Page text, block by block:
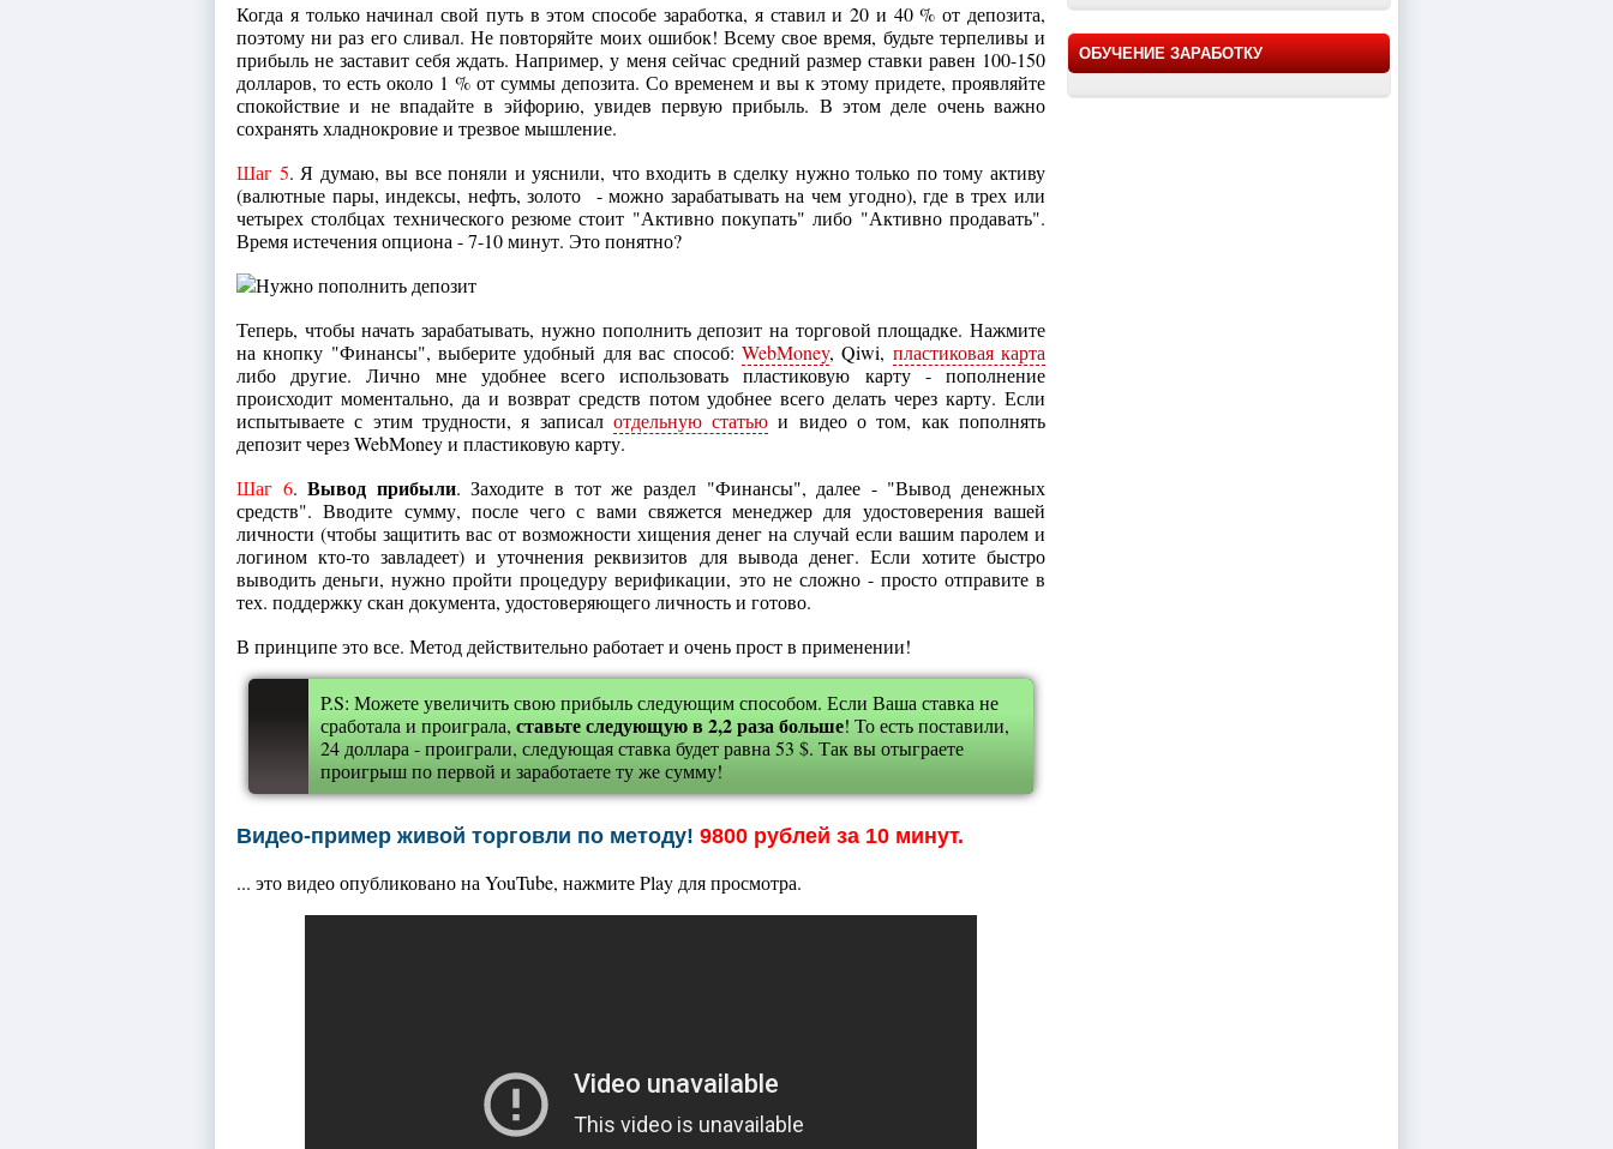
Когда я только начинал свой путь в этом способе заработка, я ставил и 20 и 40 % от депозита,
поэтому ни раз его сливал. Не повторяйте моих ошибок! Всему свое время, будьте терпеливы и
прибыль не заставит себя ждать. Например, у меня сейчас средний размер ставки равен 100-150
долларов, то есть около 1 % от суммы депозита. Со временем и вы к этому придете, проявляйте
спокойствие и не впадайте в эйфорию, увидев первую прибыль. В этом деле очень важно
сохранять хладнокровие и трезвое мышление.
Шаг 5. Я думаю, вы все поняли и уяснили, что входить в сделку нужно только по тому активу
(валютные пары, индексы, нефть, золото - можно зарабатывать на чем угодно), где в трех или
четырех столбцах технического резюме стоит "Активно покупать" либо "Активно продавать".
Время истечения опциона - 7-10 минут. Это понятно?
Теперь, чтобы начать зарабатывать, нужно пополнить депозит на торговой площадке. Нажмите
на кнопку "Финансы", выберите удобный для вас способ: WebMoney, Qiwi, пластиковая карта
либо другие. Лично мне удобнее всего использовать пластиковую карту - пополнение
происходит моментально, да и возврат средств потом удобнее всего делать через карту. Если
испытываете с этим трудности, я записал отдельную статью и видео о том, как пополнять
депозит через WebMoney и пластиковую карту.
Шаг 6.Вывод прибыли. Заходите в тот же раздел "Финансы", далее - "Вывод денежных
средств". Вводите сумму, после чего с вами свяжется менеджер для удостоверения вашей
личности (чтобы защитить вас от возможности хищения денег на случай если вашим паролем и
логином кто-то завладеет) и уточнения реквизитов для вывода денег. Если хотите быстро
выводить деньги, нужно пройти процедуру верификации, это не сложно - просто отправите в
тех. поддержку скан документа, удостоверяющего личность и готово.
В принципе это все. Метод действительно работает и очень прост в применении!
P.S: Можете увеличить свою прибыль следующим способом. Если Ваша ставка не
сработала и проиграла, ставьте следующую в 2,2 раза больше! То есть поставили,
24 доллара - проиграли, следующая ставка будет равна 53 $. Так вы отыграете
проигрыш по первой и заработаете ту же сумму!
Видео-пример живой торговли по методу! 9800 рублей за 10 минут.
... это видео опубликовано на YouTube, нажмите Play для просмотра.
ОБУЧЕНИЕ ЗАРАБОТКУ